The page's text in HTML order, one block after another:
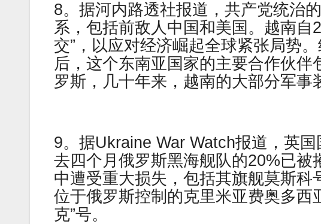
8。据河内路透社报道，共产党统治
系，包括前敌人中国和美国。越南自
交”，以应对经济崛起全球紧张局势
后，这个东南亚国家的主要合作伙
罗斯，几十年来，越南的大部分军事
9。据Ukraine War Watch报道，英
去四个月俄罗斯黑海舰队的20%已
中遭受重大损失，包括其旗舰莫斯科
位于俄罗斯控制的克里米亚费奥多西
克”号。